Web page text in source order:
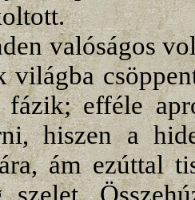
valóságos
világba
efféle
hiszen a
ám ezúttal